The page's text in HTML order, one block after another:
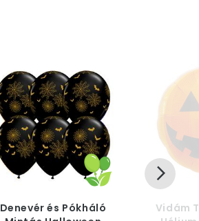
Denevér és Pókháló
Vidám